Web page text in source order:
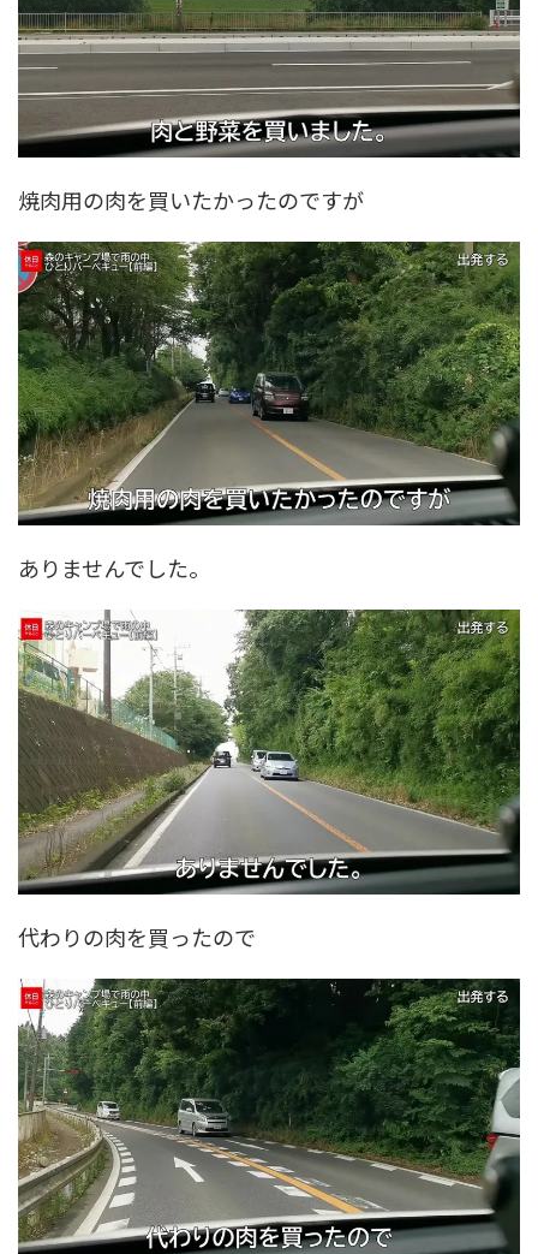
焼肉用の肉を買いたかったのですが
ありませんでした。
代わりの肉を買ったので